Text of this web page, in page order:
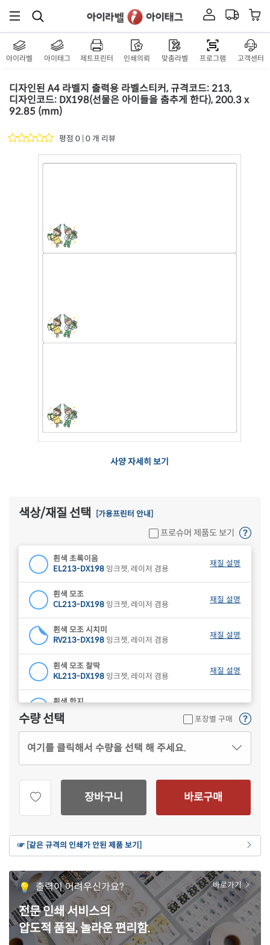
아이라벨 아이태그 제트프린터 인쇄의뢰 맞춤라벨 프로그램 고객센터
디자인된 A4 라벨지 출력용 라벨스티커, 규격코드: 213,
디자인코드: DX198(선물은 아이들을 춤추게 한다), 200.3 x
92.85 (mm)
평점 0 | 0 개 리뷰
사양 자세히 보기
색상/재질 선택 [가용프린터 안내]
프로슈머 제품도 보기
흰색 초록이음
EL213-DX198 잉크젯, 레이저 겸용
재질 설명
흰색 모조
CL213-DX198 잉크젯, 레이저 겸용
재질 설명
흰색 모조 시치미
RV213-DX198 잉크젯, 레이저 겸용
재질 설명
흰색 모조 찰딱
KL213-DX198 잉크젯, 레이저 겸용
재질 설명
흰색 한지
CL213HJ-DX198
재질 설명
CL213B-DX198잉크젯, 레이저 겸용
재질 설명
CL213G-DX198
잉크젯, 레이저 겸용
재질 설명
재질 설명
연노란색 모조
CL213Y-DX198잉크젯, 레이저 겸용
갈색 크라프트
CL213KR-DX198잉크젯, 레이저 겸용
재질 설명
빨간색 모조
CL213TR-DX198잉크젯, 레이저 겸용
재질 설명
수량 선택 포장별 구매
여기를 클릭해서 수량을 선택 해 주세요.
장바구니 바로구매
☞ [같은 규격의 인쇄가 안된 제품 보기]
출력이 어려우신가요?
전문 인쇄 서비스의
압도적 품질, 놀라운 편리함.
바로가기